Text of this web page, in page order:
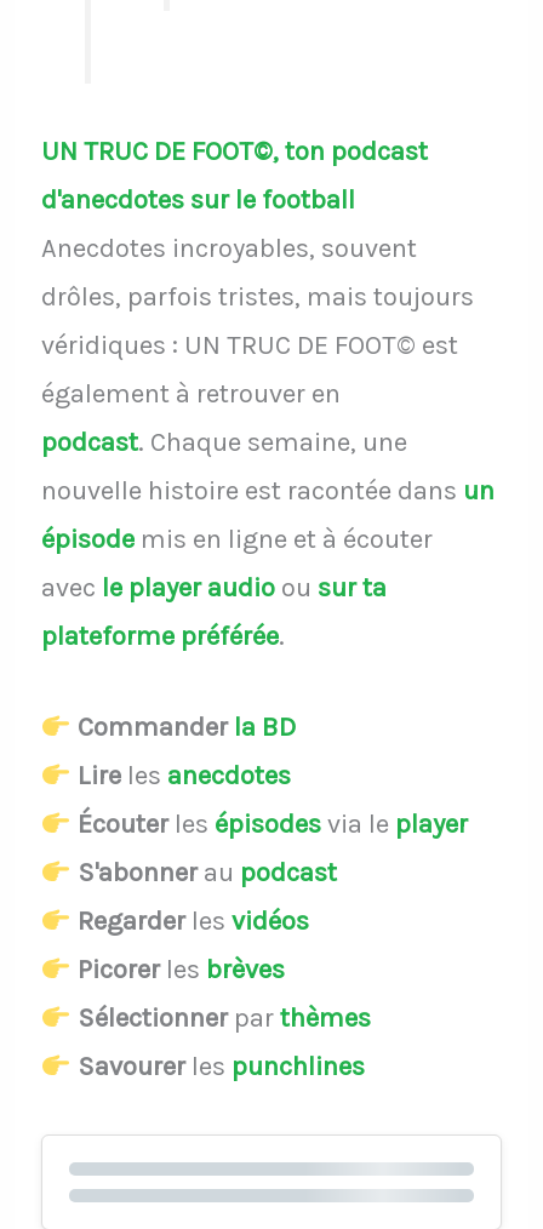
UN TRUC DE FOOT©, ton podcast
d'anecdotes sur le football
Anecdotes incroyables, souvent
drôles, parfois tristes, mais toujours
véridiques : UN TRUC DE FOOT© est
également à retrouver en
podcast. Chaque semaine, une
nouvelle histoire est racontée dans un
épisodemis en ligne et à écouter
avec le player audio ou sur ta
plateforme préférée.
Commander la BD
Lireles anecdotes
Écouterles épisodesvia le player
S'abonnerau podcast
Regarderles vidéos
Picorerles brèves
Sélectionnerparthèmes
Savourerles punchlines